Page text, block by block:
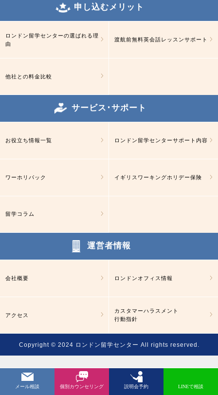
申し込むメリット
ロンドン留学センターの選ばれる理
由
渡航前無料英会話レッスンサポート
他社との料金比較
サービス･サポート
お役立ち情報一覧 ロンドン留学センターサポート内容
ワーホリパック イギリスワーキングホリデー保険
留学コラム
運営者情報
会社概要 ロンドンオフィス情報
アクセス
カスタマーハラスメント
行動指針
Copyright © 2024 ロンドン留学センター All rights reserved.
メール相談 個別カウンセリング 説明会予約 LINEで相談